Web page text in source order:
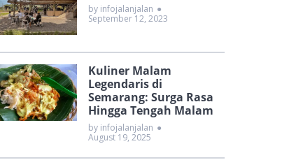
by infojalanjalan ●
September 12, 2023
Kuliner Malam
Legendaris di
Semarang: Surga Rasa
Hingga Tengah Malam
by infojalanjalan ●
August 19, 2025